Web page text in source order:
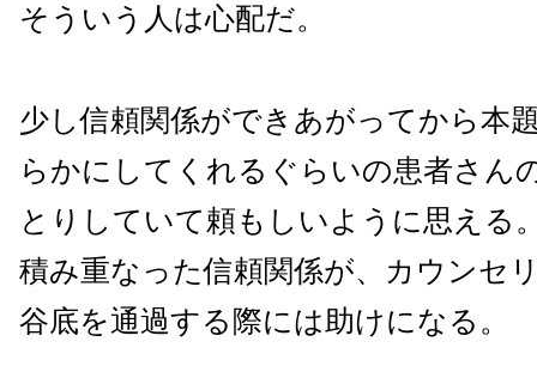
そういう人は心配だ。
少し信頼関係ができあがってから本
らかにしてくれるぐらいの患者さん
とりしていて頼もしいように思える
積み重なった信頼関係が、カウンセ
谷底を通過する際には助けになる。